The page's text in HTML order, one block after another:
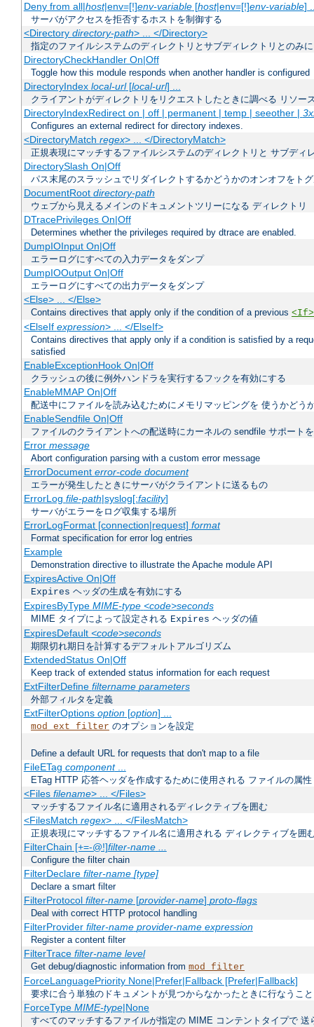
Deny from all|host|env=[!]env-variable[host|env=[!]env-variable]
サーバがアクセスを拒否するホストを制御する
<Directory directory-path> ... </Directory>
指定のファイルシステムのディレクトリとサブディレクトリとのみ
DirectoryCheckHandler On|Off
Toggle how this module responds when another handler is configured
DirectoryIndex local-url[local-url] ...
クライアントがディレクトリをリクエストしたときに調べる リソー
DirectoryIndexRedirect on | off | permanent | temp | seeother |
Configures an external redirect for directory indexes.
<DirectoryMatch regex> ... </DirectoryMatch>
正規表現にマッチするファイルシステムのディレクトリと サブディ
DirectorySlash On|Off
パス末尾のスラッシュでリダイレクトするかどうかのオンオフをト
DocumentRoot directory-path
ウェブから見えるメインのドキュメントツリーになる ディレクトリ
DTracePrivileges On|Off
Determines whether the privileges required by dtrace are enabled.
DumpIOInput On|Off
エラーログにすべての入力データをダンプ
DumpIOOutput On|Off
エラーログにすべての出力データをダンプ
<Else> ... </Else>
Contains directives that apply only if the condition of a previous <If>
<ElseIf expression> ... </ElseIf>
Contains directives that apply only if a condition is satisfied by a
satisfied
EnableExceptionHook On|Off
クラッシュの後に例外ハンドラを実行するフックを有効にする
EnableMMAP On|Off
配送中にファイルを読み込むためにメモリマッピングを 使うかどう
EnableSendfile On|Off
ファイルのクライアントへの配送時にカーネルの sendfile サポート
Error message
Abort configuration parsing with a custom error message
ErrorDocument error-code document
エラーが発生したときにサーバがクライアントに送るもの
ErrorLog file-path|syslog[:facility]
サーバがエラーをログ収集する場所
ErrorLogFormat [connection|request] format
Format specification for error log entries
Example
Demonstration directive to illustrate the Apache module API
ExpiresActive On|Off
Expires ヘッダの生成を有効にする
ExpiresByType MIME-type <code>seconds
MIME タイプによって設定される Expires ヘッダの値
ExpiresDefault <code>seconds
期限切れ期日を計算するデフォルトアルゴリズム
ExtendedStatus On|Off
Keep track of extended status information for each request
ExtFilterDefine filtername parameters
外部フィルタを定義
ExtFilterOptions option[option] ...
mod_ext_filter のオプションを設定
Define a default URL for requests that don't map to a file
FileETag component...
ETag HTTP 応答ヘッダを作成するために使用される ファイルの属性
<Files filename> ... </Files>
マッチするファイル名に適用されるディレクティブを囲む
<FilesMatch regex> ... </FilesMatch>
正規表現にマッチするファイル名に適用される ディレクティブを囲
FilterChain [+=-@!]filter-name ...
Configure the filter chain
FilterDeclare filter-name [type]
Declare a smart filter
FilterProtocol filter-name[provider-name] proto-flags
Deal with correct HTTP protocol handling
FilterProvider filter-name provider-name expression
Register a content filter
FilterTrace filter-name level
Get debug/diagnostic information from mod_filter
ForceLanguagePriority None|Prefer|Fallback [Prefer|Fallback]
要求に合う単独のドキュメントが見つからなかったときに行なうこ
ForceType MIME-type|None
すべてのマッチするファイルが指定の MIME コンテントタイプで 送